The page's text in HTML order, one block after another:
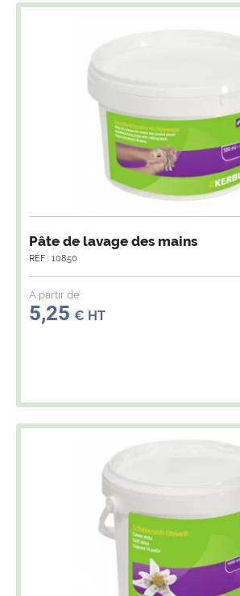
Pâte de lavage des mains
RÉF : 10850
A partir de
5,25 € HT